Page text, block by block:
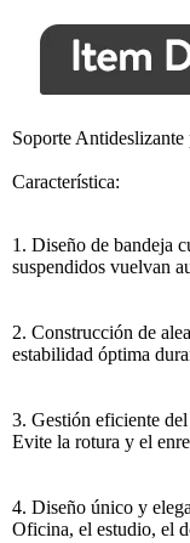
Soporte
Característica:
1. Diseño de bandeja
suspendidos vuelvan
2. Construcción de
estabilidad óptima
3. Gestión eficiente
Evite la rotura y el
4. Diseño único y
Oficina, el estudio, el